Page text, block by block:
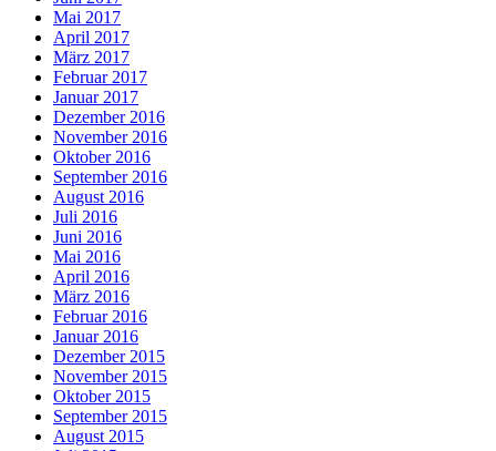
Mai 2017
April 2017
März 2017
Februar 2017
Januar 2017
Dezember 2016
November 2016
Oktober 2016
September 2016
August 2016
Juli 2016
Juni 2016
Mai 2016
April 2016
März 2016
Februar 2016
Januar 2016
Dezember 2015
November 2015
Oktober 2015
September 2015
August 2015